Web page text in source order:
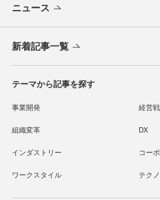
ニュース
新着記事一覧
テーマから記事を探す
事業開発 経営
組織変革 DX
インダストリー コー
ワークスタイル テク